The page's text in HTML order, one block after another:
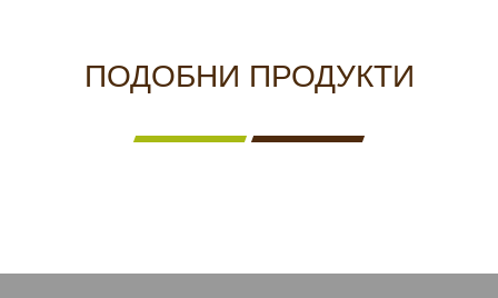
ПОДОБНИ ПРОДУКТИ